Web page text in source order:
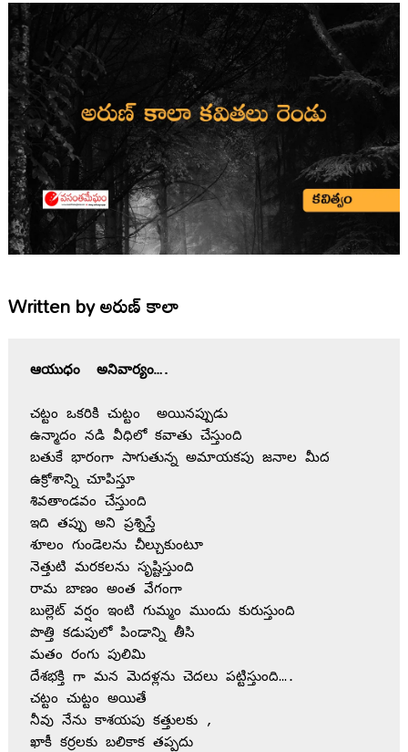
Written byఅరుణ్ కాలా
ఆయుధం  అనివార్యం….
చట్టం ఒకరికి చుట్టం  అయినప్పుడు
ఉన్మాదం నడి వీధిలో కవాతు చేస్తుంది
బతుకే భారంగా సాగుతున్న అమాయకపు జనాల మీద
ఉక్రోశాన్ని చూపిస్తూ
శివతాండవం చేస్తుంది
ఇది తప్పు అని ప్రశ్నిస్తే
శూలం గుండెలను చీల్చుకుంటూ
నెత్తుటి మరకలను సృష్టిస్తుంది
రామ బాణం అంత వేగంగా
బుల్లెట్ వర్షం ఇంటి గుమ్మం ముందు కురుస్తుంది
పొత్తి కడుపులో పిండాన్ని తీసి
మతం రంగు పులిమి
దేశభక్తి గా మన మెదళ్లను చెదలు పట్టిస్తుంది….
చట్టం చుట్టం అయితే
నీవు నేను కాశయపు కత్తులకు ,
ఖాకీ కర్రలకు బలికాక తప్పదు